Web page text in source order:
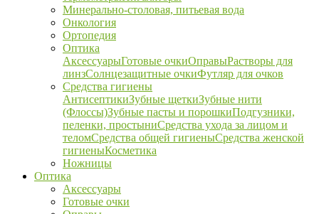
Минерально-столовая, питьевая вода
Онкология
Ортопедия
Оптика
АксессуарыГотовые очкиОправыРастворы для
линзСолнцезащитные очкиФутляр для очков
Средства гигиены
АнтисептикиЗубные щеткиЗубные нити
(Флоссы)Зубные пасты и порошкиПодгузники,
пеленки, простыниСредства ухода за лицом и
теломСредства общей гигиеныСредства женской
гигиеныКосметика
Ножницы
Оптика
Аксессуары
Готовые очки